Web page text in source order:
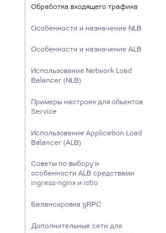
Обработка входящего трафика
Особенности и назначение NLB
Особенности и назначение ALB
Использование Network Load
Balancer (NLB)
Примеры настроек для объектов
Service
Использование Application Load
Balancer (ALB)
Советы по выбору и
особенности ALB средствами
ingress-nginx и istio
Балансировка gRPC
Дополнительные сети для